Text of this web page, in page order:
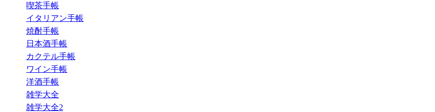
喫茶手帳
イタリアン手帳
焼酎手帳
日本酒手帳
カクテル手帳
ワイン手帳
洋酒手帳
雑学大全
雑学大全2